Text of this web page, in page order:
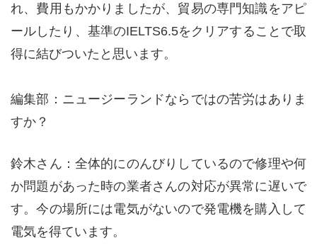
れ、費用もかかりましたが、貿易の専門知識をアピ
ールしたり、基準のIELTS6.5をクリアすることで取
得に結びついたと思います。
編集部：ニュージーランドならではの苦労はありま
すか？
鈴木さん：全体的にのんびりしているので修理や何
か問題があった時の業者さんの対応が異常に遅いで
す。今の場所には電気がないので発電機を購入して
電気を得ています。